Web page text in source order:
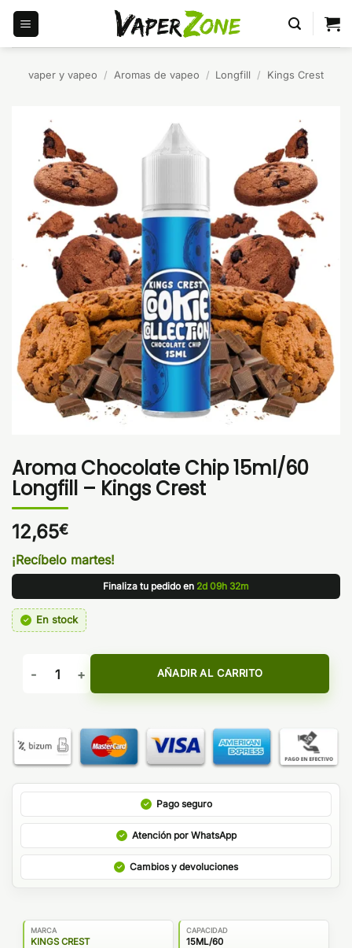
Saltar
contenido
vaper y vapeo / Aromas de vapeo / Longfill / Kings Crest
Aroma Chocolate Chip 15ml/60
Longfill – Kings Crest
12,65€
¡Recíbelo martes!
Finaliza tu pedido en 2d 09h 32m
En stock
Aroma Chocolate Chip 15ml/60 Longfill - Kings Crest
AÑADIR AL CARRITO
Pago seguro
Atención por WhatsApp
Cambios y devoluciones
MARCA
KINGS CREST
CAPACIDAD
15ML/60